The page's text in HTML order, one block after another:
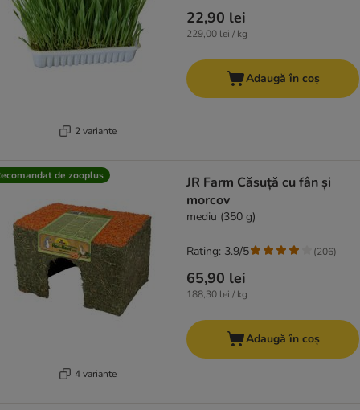
2 variante
22,90 lei
229,00 lei / kg
Adaugă în coș
de zooplus
4 variante
JR Farm Căsuță cu fân și
morcov
mediu (350 g)
65,90 lei
188,30 lei / kg
Rating: 3.9/5 (206)
Adaugă în coș